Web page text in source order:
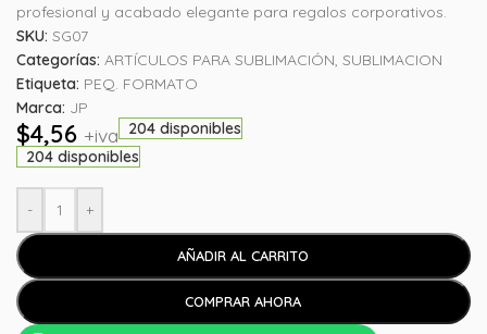
profesional y acabado elegante para regalos corporativos.
SKU: SG07
Categorías: ARTÍCULOS PARA SUBLIMACIÓN, SUBLIMACION
Etiqueta: PEQ. FORMATO
Marca: JP
$4,56 +iva
204 disponibles
204 disponibles
- +
AÑADIR AL CARRITO
COMPRAR AHORA